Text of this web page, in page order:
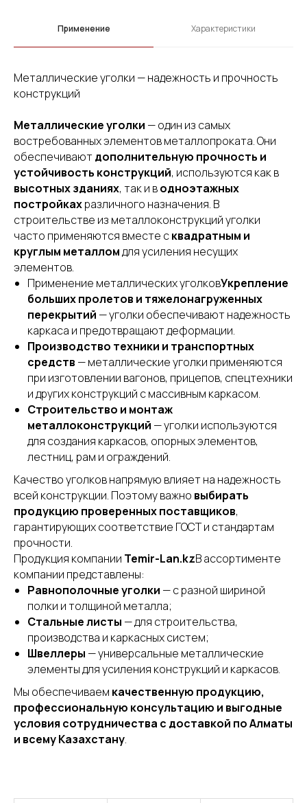
Применение Характеристики
Металлические уголки — надежность и прочность
конструкций
Металлические уголки — один из самых
востребованных элементов металлопроката. Они
обеспечиваютдополнительную прочность и
устойчивость конструкций, используются как в
высотных зданиях, так и водноэтажных
постройкахразличного назначения. В
строительстве из металлоконструкций уголки
часто применяются вместе сквадратным и
круглым металломдля усиления несущих
элементов.
Применение металлических уголковУкрепление
больших пролетов и тяжелонагруженных
перекрытий — уголки обеспечивают надежность
каркаса и предотвращают деформации.
Производство техники и транспортных
средств — металлические уголки применяются
при изготовлении вагонов, прицепов, спецтехники
и других конструкций с массивным каркасом.
Строительство и монтаж
металлоконструкций — уголки используются
для создания каркасов, опорных элементов,
лестниц, рам и ограждений.
Качество уголков напрямую влияет на надежность
всей конструкции. Поэтому важно выбирать
продукцию проверенных поставщиков,
гарантирующих соответствие ГОСТ и стандартам
прочности.
Продукция компании Temir-Lan.kzВ ассортименте
компании представлены:
Равнополочные уголки — с разной шириной
полки и толщиной металла;
Стальные листы — для строительства,
производства и каркасных систем;
Швеллеры — универсальные металлические
элементы для усиления конструкций и каркасов.
Мы обеспечиваем качественную продукцию,
профессиональную консультацию и выгодные
условия сотрудничества с доставкой по Алматы
и всему Казахстану.